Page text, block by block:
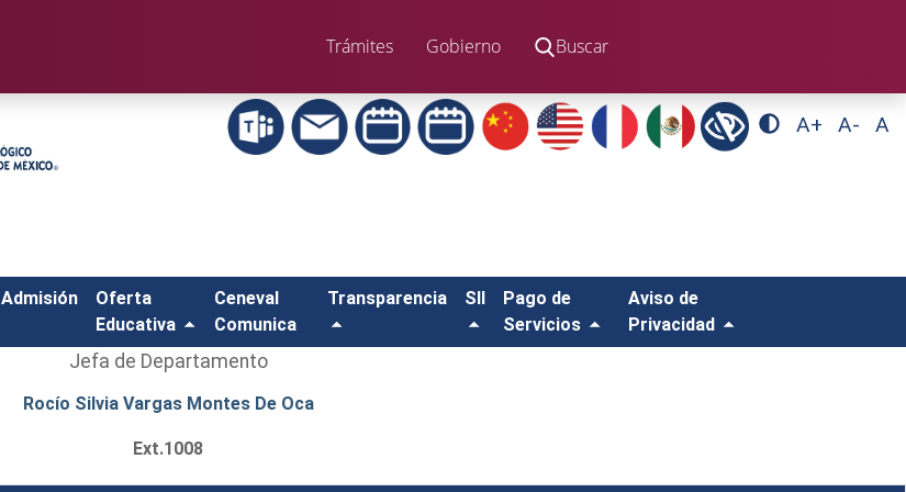
Trámites Gobierno Buscar
A+ A- A
Admisión
Oferta
Educativa
Ceneval
Comunica
Transparencia SII
Pago de
Servicios
Aviso de
Privacidad
Jefa de Departamento
Rocío Silvia Vargas Montes De Oca
Ext.1008